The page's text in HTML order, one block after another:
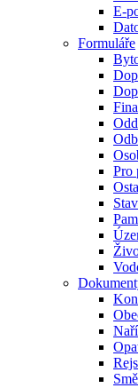
E-
Formuláře
Pro